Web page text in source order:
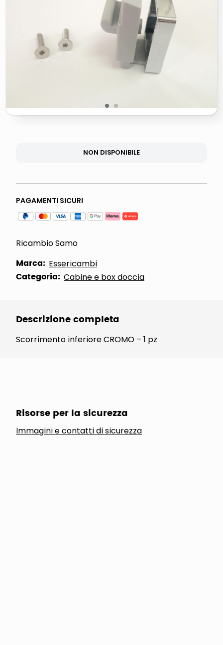
pattumiera raccolta differenziata
asciuga capelli spazzola
1 2
NON DISPONIBILE
PAGAMENTI SICURI
Ricambio Samo
Marca: Essericambi
Categoria: Cabine e box doccia
Descrizione completa
Scorrimento inferiore CROMO – 1 pz
Risorse per la sicurezza
Immagini e contatti di sicurezza